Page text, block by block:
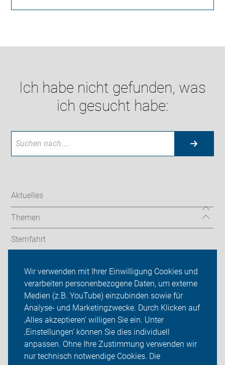
Wir verwenden mit Ihrer Einwilligung Cookies und
verarbeiten personenbezogene Daten, um externe
Medien (z.B. YouTube) einzubinden sowie für
Analyse- und Marketingzwecke. Durch Klicken auf
‚Alles akzeptieren‘ willigen Sie ein. Unter
‚Einstellungen‘ können Sie dies individuell
anpassen. Ohne Ihre Zustimmung verwenden wir
nur technisch notwendige Cookies. Die
Ich habe nicht gefunden, was
ich gesucht habe:
Aktuelles
Themen
Sternfahrt
ADFC Berlin
Sei dabei
Presse
Login